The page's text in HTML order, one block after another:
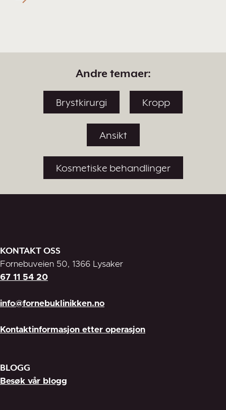
Andre temaer:
Brystkirurgi Kropp
Ansikt
Kosmetiske behandlinger
KONTAKT OSS
Fornebuveien 50, 1366 Lysaker
67 11 54 20
info@fornebuklinikken.no
Kontaktinformasjon etter operasjon
BLOGG
Besøk vår blogg